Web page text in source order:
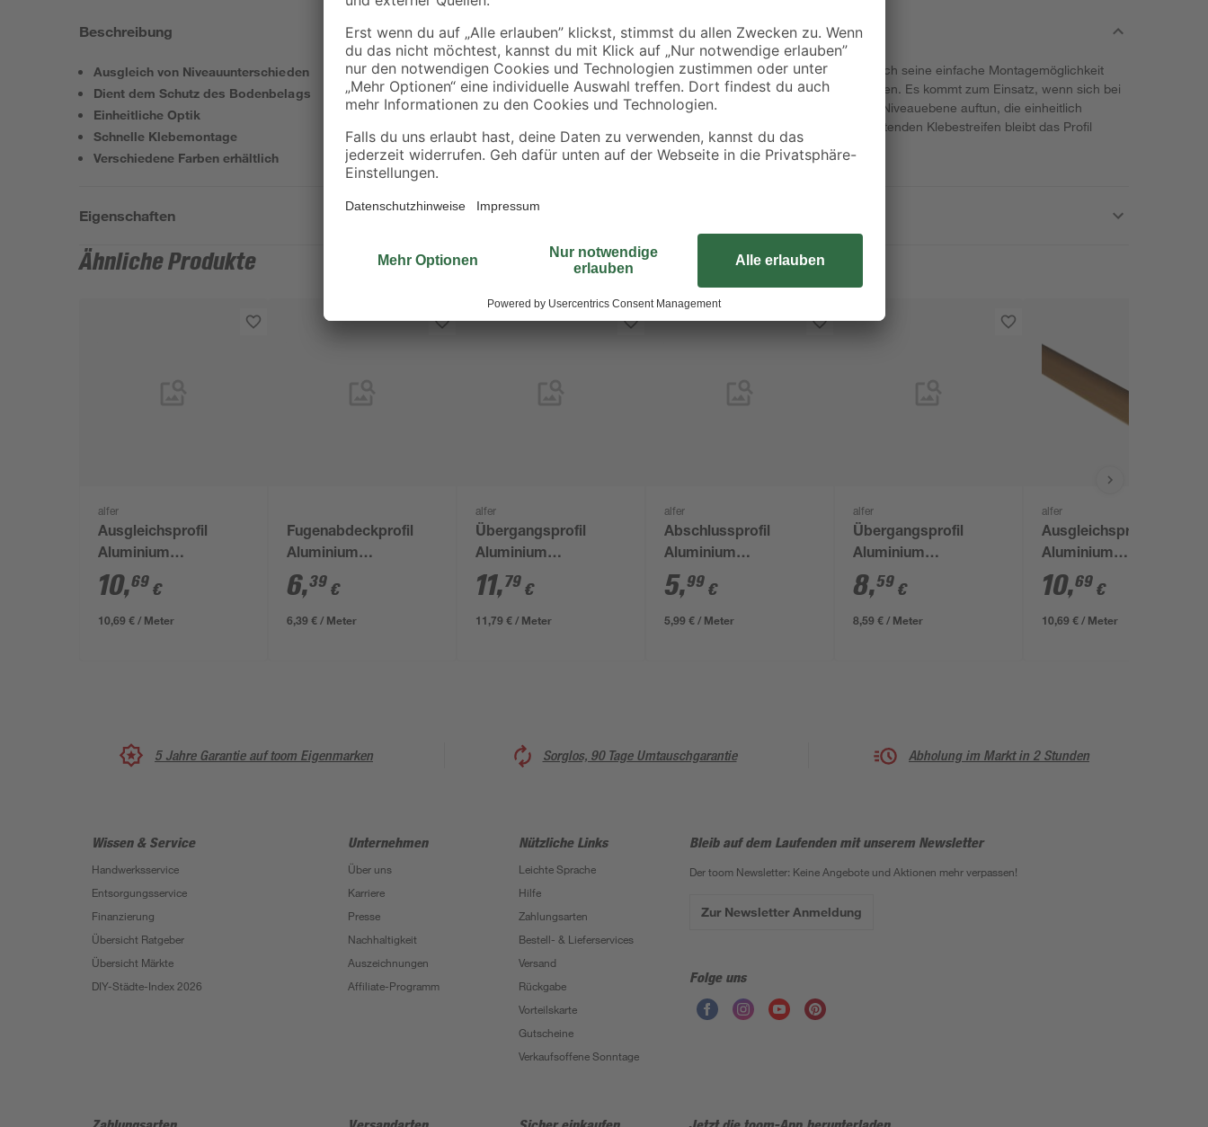
Beschreibung
Ausgleich von Niveauunterschieden
Dient dem Schutz des Bodenbelags
Einheitliche Optik
Schnelle Klebemontage
Verschiedene Farben erhältlich
Das hochwertige Übergangsprofil überzeugt durch seine einfache Montagemöglichkeit
sowie der schützenden Eigenschaft für den Boden. Es kommt zum Einsatz, wenn sich bei
der Bodenverlegung Schnittkanten auf gleicher Niveauebene auftun, die einheitlich
geschlossen werden sollen. Mittels der stark haftenden Klebestreifen bleibt das Profil
langfristig am Boden.
Eigenschaften
Ähnliche Produkte
alfer
Ausgleichsprofil
Aluminium
nussbaumfarben 38,5
x 5 mm
10,69 €
10,69 € / Meter
Fugenabdeckprofil
Aluminium
champagner 1000 x
25 mm
6,39 €
6,39 € / Meter
alfer
Übergangsprofil
Aluminium
nussbaumfarben 1000
x 37 mm
11,79 €
11,79 € / Meter
alfer
Abschlussprofil
Aluminium
messingfarben 1000 x
30 mm
5,99 €
5,99 € / Meter
alfer
Übergangsprofil
Aluminium
bronzefarben 1000 x
20 mm
8,59 €
8,59 € / Meter
alfer
Ausgleichsprofil
Aluminium
messingfarben 1000 x
38,5 mm
10,69 €
10,69 € / Meter
5 Jahre Garantie auf toom Eigenmarken Sorglos, 90 Tage Umtauschgarantie Abholung im Markt in 2 Stunden
Wissen & Service
Handwerksservice
Entsorgungsservice
Finanzierung
Übersicht Ratgeber
Übersicht Märkte
DIY-Städte-Index 2026
Unternehmen
Über uns
Karriere
Presse
Nachhaltigkeit
Auszeichnungen
Affiliate-Programm
Nützliche Links
Leichte Sprache
Hilfe
Zahlungsarten
Bestell- & Lieferservices
Versand
Rückgabe
Vorteilskarte
Gutscheine
Verkaufsoffene Sonntage
Bleib auf dem Laufenden mit unserem Newsletter
Der toom Newsletter: Keine Angebote und Aktionen mehr verpassen!
Zur Newsletter Anmeldung
Folge uns